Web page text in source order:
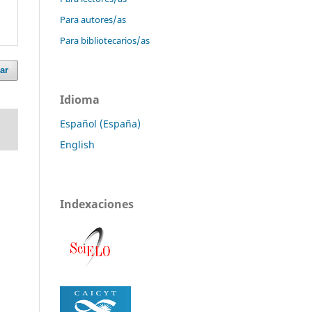
Para autores/as
Para bibliotecarios/as
Idioma
Español (España)
English
Indexaciones